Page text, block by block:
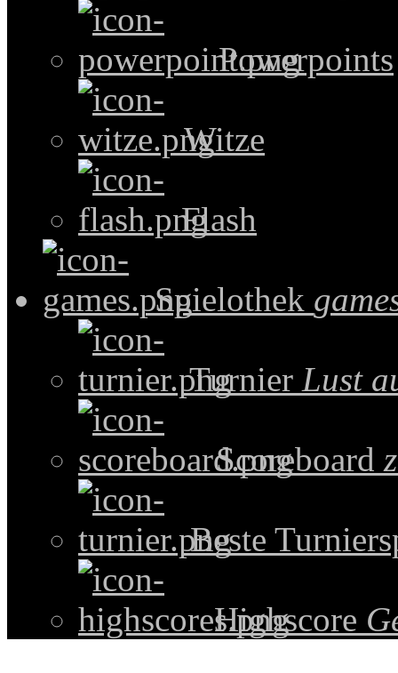
Powerpoints
Witze
Flash
Spielothek
Turnier Lust
Scoreboard
Beste
Highscore